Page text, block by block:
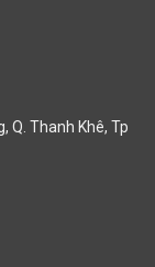
Q. Thanh Khê, Tp